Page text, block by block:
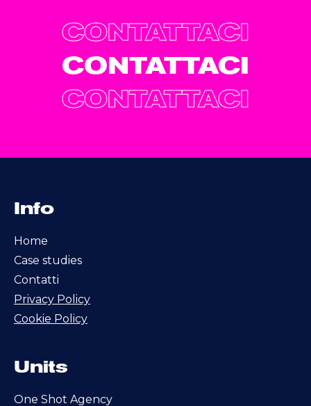
CONTATTACI
CONTATTACI
CONTATTACI
Info
Home
Case studies
Contatti
Privacy Policy
Cookie Policy
Units
One Shot Agency